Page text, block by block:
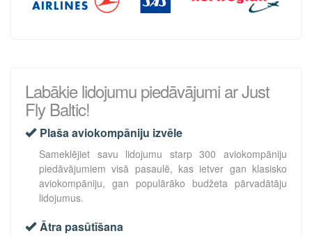
Labākie lidojumu piedāvājumi ar Just
Fly Baltic!
Plaša aviokompāniju izvēle
Sameklējiet savu lidojumu starp 300 aviokompāniju
piedāvājumiem visā pasaulē, kas ietver gan klasisko
aviokompāniju, gan populārāko budžeta pārvadātāju
lidojumus.
Ātra pasūtīšana